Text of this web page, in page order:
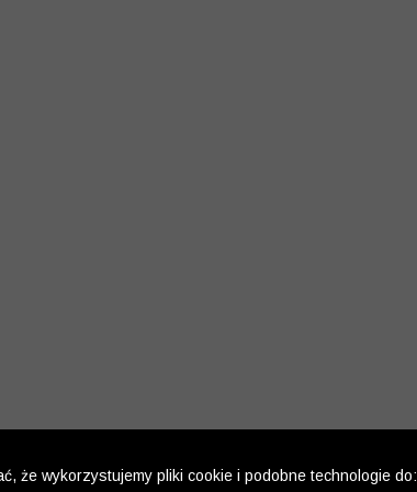
że wykorzystujemy pliki cookie i podobne technologie do: